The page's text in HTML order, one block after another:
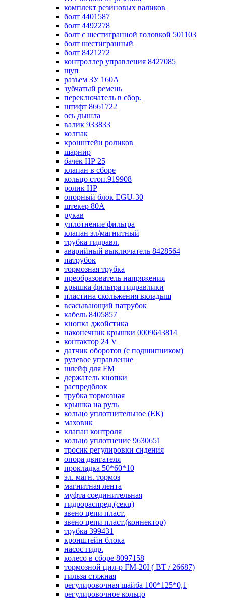
комплект резиновых валиков
болт 4401587
болт 4492278
болт с шестигранной головкой 501103
болт шестигранный
болт 8421272
контроллер управления 8427085
щуп
разъем ЗУ 160А
зубчатый ремень
переключатель в сбор.
штифт 8661722
ось дышла
валик 933833
колпак
кронштейн роликов
шарнир
бачек НР 25
клапан в сборе
кольцо стоп.919908
ролик НР
опорный блок EGU-30
штекер 80А
рукав
уплотнение фильтра
клапан эл/магнитный
трубка гидравл.
аварийный выключатель 8428564
патрубок
тормозная трубка
преобразователь напряжения
крышка фильтра гидравлики
пластина скольжения вкладыш
всасывающий патрубок
кабель 8405857
кнопка джойстика
наконечник крышки 0009643814
контактор 24 V
датчик оборотов (с подшипником)
рулевое управление
шлейф для FM
держатель кнопки
распредблок
трубка тормозная
крышка на руль
кольцо уплотнительное (ЕК)
маховик
клапан контроля
кольцо уплотнение 9630651
тросик регулировки сидения
опора двигателя
прокладка 50*60*10
эл. магн. тормоз
магнитная лента
муфта соединительная
гидрораспред.(секц)
звено цепи пласт.
звено цепи пласт.(коннектор)
трубка 399431
кронштейн блока
насос гидр.
колесо в сборе 8097158
тормозной цил-р FM-20I ( ВТ / 26687)
гильза стяжная
регулировочная шайба 100*125*0,1
регулировочное кольцо